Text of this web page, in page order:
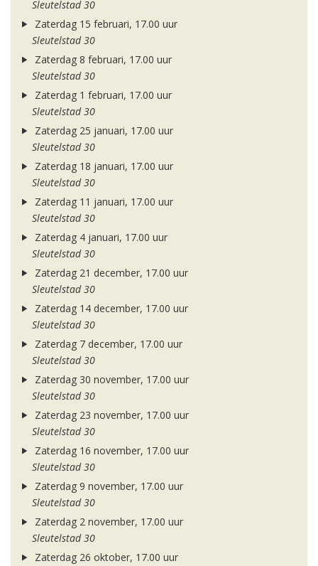
Sleutelstad 30
Zaterdag 15 februari, 17.00 uur
Sleutelstad 30
Zaterdag 8 februari, 17.00 uur
Sleutelstad 30
Zaterdag 1 februari, 17.00 uur
Sleutelstad 30
Zaterdag 25 januari, 17.00 uur
Sleutelstad 30
Zaterdag 18 januari, 17.00 uur
Sleutelstad 30
Zaterdag 11 januari, 17.00 uur
Sleutelstad 30
Zaterdag 4 januari, 17.00 uur
Sleutelstad 30
Zaterdag 21 december, 17.00 uur
Sleutelstad 30
Zaterdag 14 december, 17.00 uur
Sleutelstad 30
Zaterdag 7 december, 17.00 uur
Sleutelstad 30
Zaterdag 30 november, 17.00 uur
Sleutelstad 30
Zaterdag 23 november, 17.00 uur
Sleutelstad 30
Zaterdag 16 november, 17.00 uur
Sleutelstad 30
Zaterdag 9 november, 17.00 uur
Sleutelstad 30
Zaterdag 2 november, 17.00 uur
Sleutelstad 30
Zaterdag 26 oktober, 17.00 uur